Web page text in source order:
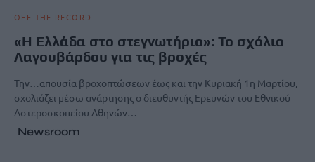
OFF THE RECORD
«Η Ελλάδα στο στεγνωτήριο»: Το σχόλιο
Λαγουβάρδου για τις βροχές
Την…απουσία βροχοπτώσεων έως και την Κυριακή 1η Μαρτίου,
σχολιάζει μέσω ανάρτησης ο διευθυντής Ερευνών του Εθνικού
Αστεροσκοπείου Αθηνών…
Newsroom